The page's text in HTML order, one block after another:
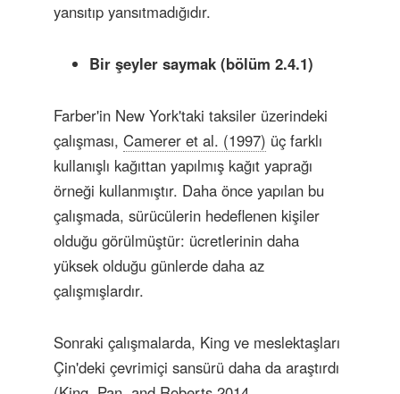
yansıtıp yansıtmadığıdır.
Bir şeyler saymak (bölüm 2.4.1)
Farber'in New York'taki taksiler üzerindeki
çalışması, Camerer et al. (1997) üç farklı
kullanışlı kağıttan yapılmış kağıt yaprağı
örneği kullanmıştır. Daha önce yapılan bu
çalışmada, sürücülerin hedeflenen kişiler
olduğu görülmüştür: ücretlerinin daha
yüksek olduğu günlerde daha az
çalışmışlardır.
Sonraki çalışmalarda, King ve meslektaşları
Çin'deki çevrimiçi sansürü daha da araştırdı